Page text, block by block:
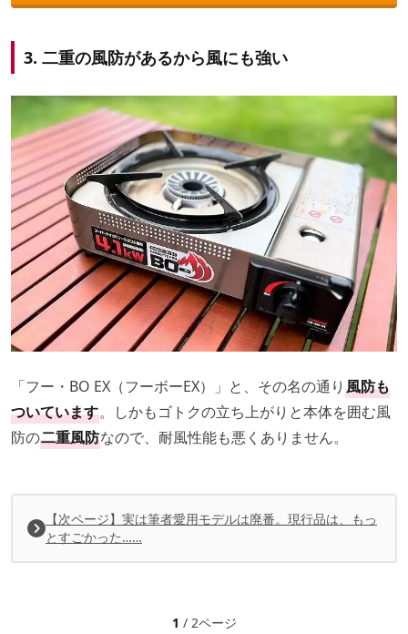
3. 二重の風防があるから風にも強い
「フー・BO EX（フーボーEX）」と、その名の通り 風防も
ついています。しかもゴトクの立ち上がりと本体を囲む風
防の二重風防なので、耐風性能も悪くありません。
【次ページ】実は筆者愛用モデルは廃番。現行品は、もっ
とすごかった……
1 / 2ページ